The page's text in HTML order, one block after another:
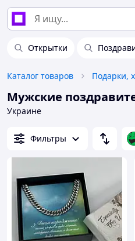
Открытки
Каталог товаров Подарки,
Мужские
Украине
Фильтры